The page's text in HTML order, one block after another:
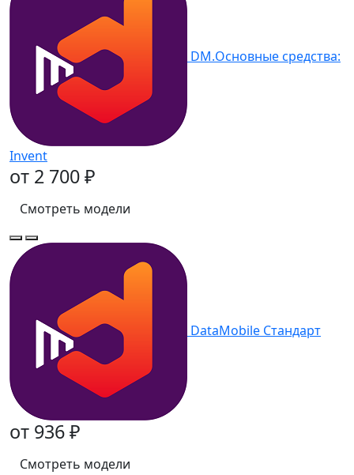
DM.Основные средства:
Invent
от 2 700 ₽
Смотреть модели
DataMobile Стандарт
от 936 ₽
Смотреть модели